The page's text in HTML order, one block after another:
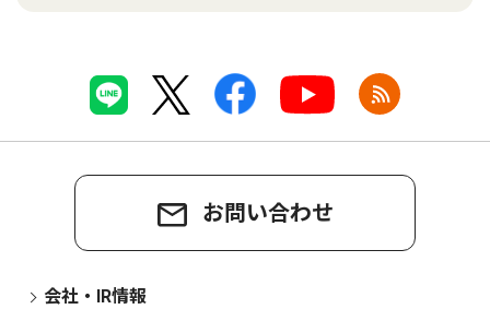
お問い合わせ
会社・IR情報